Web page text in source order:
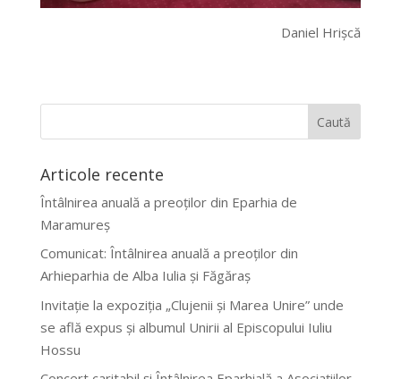
Daniel Hrișcă
Articole recente
Întâlnirea anuală a preoților din Eparhia de
Maramureș
Comunicat: Întâlnirea anuală a preoților din
Arhieparhia de Alba Iulia și Făgăraș
Invitație la expoziția „Clujenii și Marea Unire” unde
se află expus și albumul Unirii al Episcopului Iuliu
Hossu